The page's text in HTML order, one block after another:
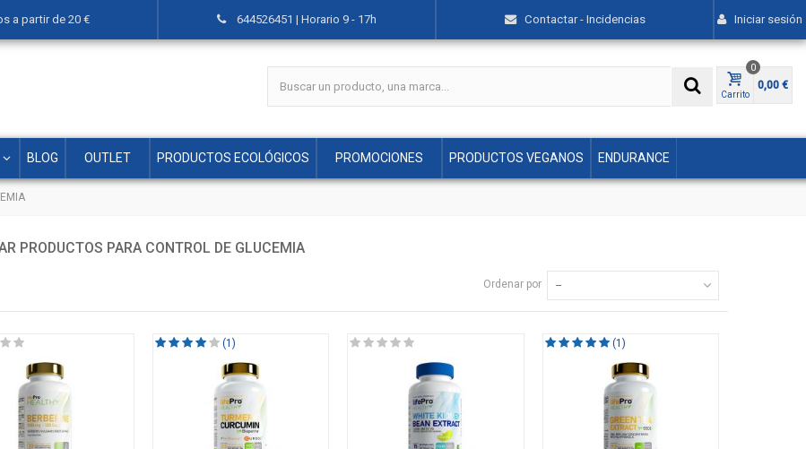
a partir de 20 € 644526451 | Horario 9 - 17h Contactar - Incidencias Iniciar sesión
Carrito
0
0,00 €
BLOG OUTLET PRODUCTOS ECOLÓGICOS PROMOCIONES PRODUCTOS VEGANOS ENDURANCE
PRODUCTOS PARA CONTROL DE GLUCEMIA
Ordenar por --
(1) (1)